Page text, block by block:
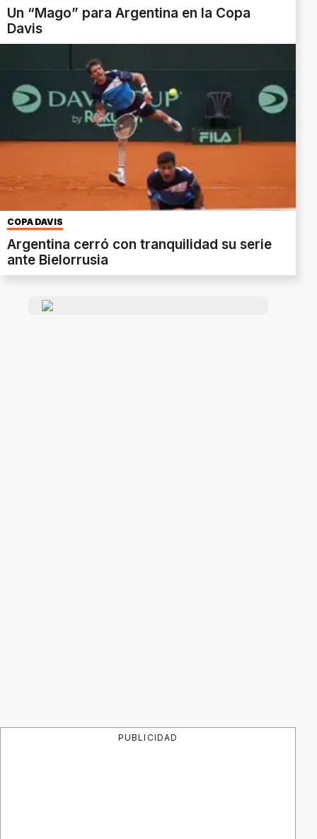
Un “Mago” para Argentina en la Copa
Davis
COPA DAVIS
Argentina cerró con tranquilidad su serie
ante Bielorrusia
PUBLICIDAD